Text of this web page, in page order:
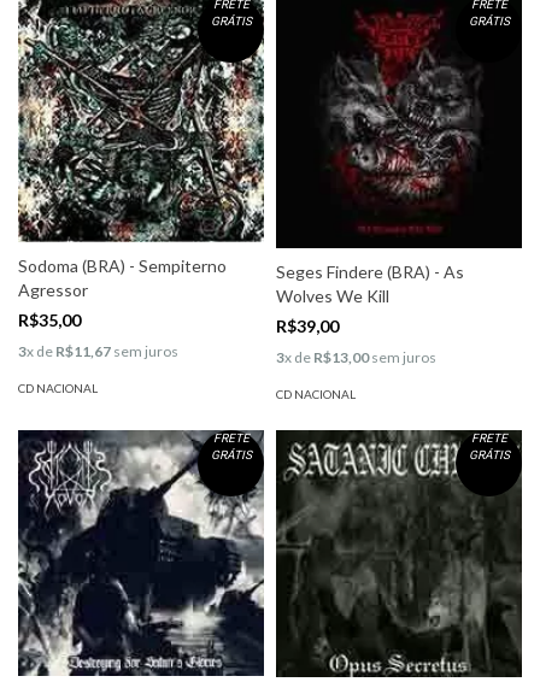
FRETE
GRÁTIS
Sodoma (BRA) - Sempiterno
Agressor
R$35,00
3x de R$11,67 sem juros
CD NACIONAL
FRETE
GRÁTIS
Seges Findere (BRA) - As
Wolves We Kill
R$39,00
3x de R$13,00sem juros
CD NACIONAL
FRETE
GRÁTIS
FRETE
GRÁTIS